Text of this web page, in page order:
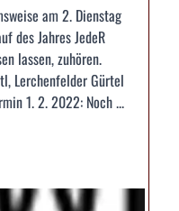
am 2. Dienstag
des Jahres JedeR
lassen, zuhören.
Lerchenfelder Gürtel
1. 2. 2022: Noch ...